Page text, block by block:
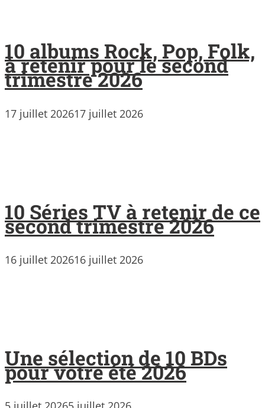
10 albums Rock, Pop, Folk,
à retenir pour le second
trimestre 2026
17 juillet 202617 juillet 2026
10 Séries TV à retenir de ce
second trimestre 2026
16 juillet 202616 juillet 2026
Une sélection de 10 BDs
pour votre été 2026